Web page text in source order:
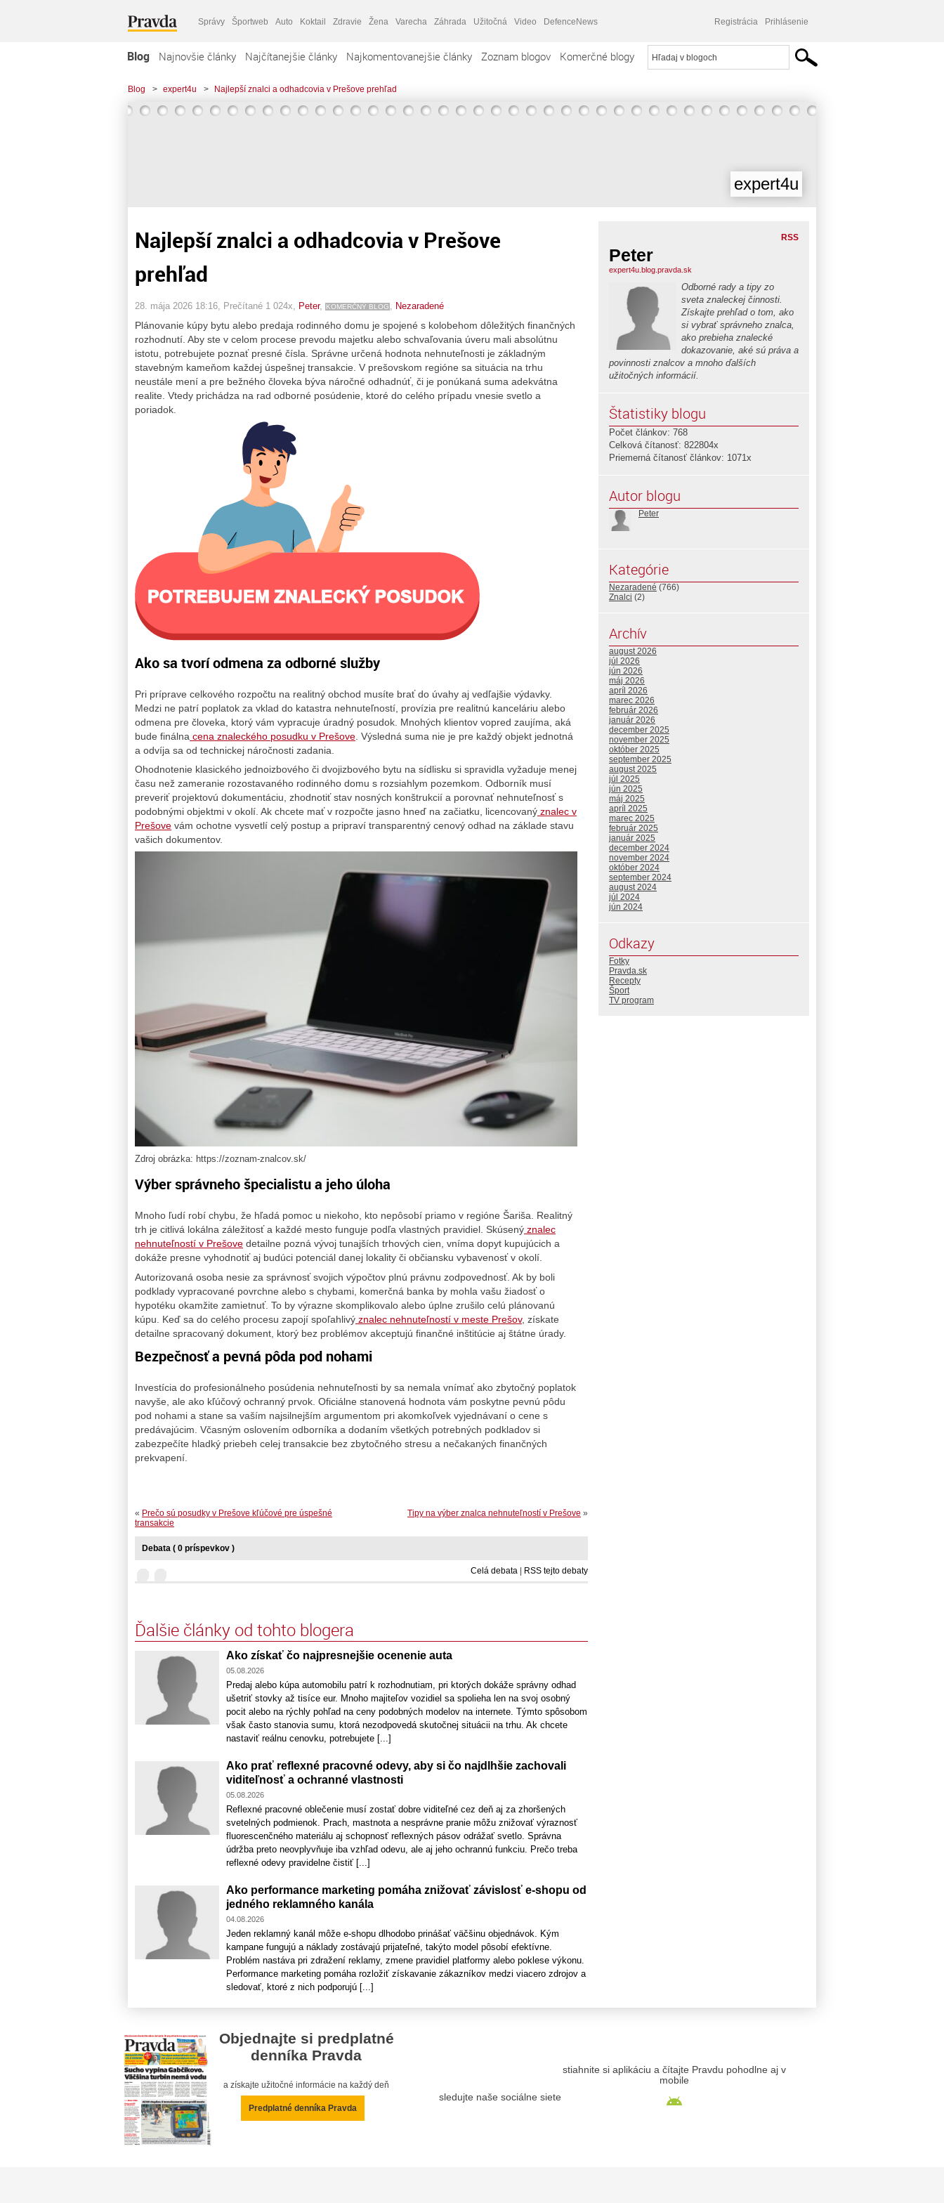
Správy Športweb Auto Koktail Zdravie Žena Varecha Záhrada Užitočná Video DefenceNews Registrácia Prihlásenie
Blog Najnovšie články Najčítanejšie články Najkomentovanejšie články Zoznam blogov Komerčné blogy
Blog > expert4u > Najlepší znalci a odhadcovia v Prešove prehľad
expert4u
Najlepší znalci a odhadcovia v Prešove
prehľad
28. mája 2026 18:16 , Prečítané 1 024x, Peter, KOMERČNÝ BLOG Nezaradené
Plánovanie kúpy bytu alebo predaja rodinného domu je spojené s kolobehom dôležitých finančných
rozhodnutí. Aby ste v celom procese prevodu majetku alebo schvaľovania úveru mali absolútnu
istotu, potrebujete poznať presné čísla. Správne určená hodnota nehnuteľnosti je základným
stavebným kameňom každej úspešnej transakcie. V prešovskom regióne sa situácia na trhu
neustále mení a pre bežného človeka býva náročné odhadnúť, či je ponúkaná suma adekvátna
realite. Vtedy prichádza na rad odborné posúdenie, ktoré do celého prípadu vnesie svetlo a
poriadok.
Ako sa tvorí odmena za odborné služby
Pri príprave celkového rozpočtu na realitný obchod musíte brať do úvahy aj vedľajšie výdavky.
Medzi ne patrí poplatok za vklad do katastra nehnuteľností, provízia pre realitnú kanceláriu alebo
odmena pre človeka, ktorý vám vypracuje úradný posudok. Mnohých klientov vopred zaujíma, aká
bude finálna cena znaleckého posudku v Prešove . Výsledná suma nie je pre každý objekt jednotná
a odvíja sa od technickej náročnosti zadania.
Ohodnotenie klasického jednoizbového či dvojizbového bytu na sídlisku si spravidla vyžaduje menej
času než zameranie rozostavaného rodinného domu s rozsiahlym pozemkom. Odborník musí
preveriť projektovú dokumentáciu, zhodnotiť stav nosných konštrukcií a porovnať nehnuteľnosť s
podobnými objektmi v okolí. Ak chcete mať v rozpočte jasno hneď na začiatku, licencovaný znalec v
Prešove vám ochotne vysvetlí celý postup a pripraví transparentný cenový odhad na základe stavu
vašich dokumentov.
Zdroj obrázka: https://zoznam-znalcov.sk/
Výber správneho špecialistu a jeho úloha
Mnoho ľudí robí chybu, že hľadá pomoc u niekoho, kto nepôsobí priamo v regióne Šariša. Realitný
trh je citlivá lokálna záležitosť a každé mesto funguje podľa vlastných pravidiel. Skúsený znalec
nehnuteľností v Prešove detailne pozná vývoj tunajších trhových cien, vníma dopyt kupujúcich a
dokáže presne vyhodnotiť aj budúci potenciál danej lokality či občiansku vybavenosť v okolí.
Autorizovaná osoba nesie za správnosť svojich výpočtov plnú právnu zodpovednosť. Ak by boli
podklady vypracované povrchne alebo s chybami, komerčná banka by mohla vašu žiadosť o
hypotéku okamžite zamietnuť. To by výrazne skomplikovalo alebo úplne zrušilo celú plánovanú
kúpu. Keď sa do celého procesu zapojí spoľahlivý znalec nehnuteľností v meste Prešov, získate
detailne spracovaný dokument, ktorý bez problémov akceptujú finančné inštitúcie aj štátne úrady.
Bezpečnosť a pevná pôda pod nohami
Investícia do profesionálneho posúdenia nehnuteľnosti by sa nemala vnímať ako zbytočný poplatok
navyše, ale ako kľúčový ochranný prvok. Oficiálne stanovená hodnota vám poskytne pevnú pôdu
pod nohami a stane sa vaším najsilnejším argumentom pri akomkoľvek vyjednávaní o cene s
predávajúcim. Včasným oslovením odborníka a dodaním všetkých potrebných podkladov si
zabezpečíte hladký priebeh celej transakcie bez zbytočného stresu a nečakaných finančných
prekvapení.
Tipy na výber znalca nehnuteľností v Prešove »
« Prečo sú posudky v Prešove kľúčové pre úspešné
transakcie
Debata ( 0 príspevkov )
Celá debata RSS tejto debaty
Ďalšie články od tohto blogera
Ako získať čo najpresnejšie ocenenie auta
05.08.2026
Predaj alebo kúpa automobilu patrí k rozhodnutiam, pri ktorých dokáže správny odhad
ušetriť stovky až tisíce eur. Mnoho majiteľov vozidiel sa spolieha len na svoj osobný
pocit alebo na rýchly pohľad na ceny podobných modelov na internete. Týmto spôsobom
však často stanovia sumu, ktorá nezodpovedá skutočnej situácii na trhu. Ak chcete
nastaviť reálnu cenovku, potrebujete [...]
Ako prať reflexné pracovné odevy, aby si čo najdlhšie zachovali
viditeľnosť a ochranné vlastnosti
05.08.2026
Reflexné pracovné oblečenie musí zostať dobre viditeľné cez deň aj za zhoršených
svetelných podmienok. Prach, mastnota a nesprávne pranie môžu znižovať výraznosť
fluorescenčného materiálu aj schopnosť reflexných pásov odrážať svetlo. Správna
údržba preto neovplyvňuje iba vzhľad odevu, ale aj jeho ochrannú funkciu. Prečo treba
reflexné odevy pravidelne čistiť [...]
Ako performance marketing pomáha znižovať závislosť e-shopu od
jedného reklamného kanála
04.08.2026
Jeden reklamný kanál môže e-shopu dlhodobo prinášať väčšinu objednávok. Kým
kampane fungujú a náklady zostávajú prijateľné, takýto model pôsobí efektívne.
Problém nastáva pri zdražení reklamy, zmene pravidiel platformy alebo poklese výkonu.
Performance marketing pomáha rozložiť získavanie zákazníkov medzi viacero zdrojov a
sledovať, ktoré z nich podporujú [...]
RSS
Peter
expert4u.blog.pravda.sk
Odborné rady a tipy zo
sveta znaleckej činnosti.
Získajte prehľad o tom, ako
si vybrať správneho znalca,
ako prebieha znalecké
dokazovanie, aké sú práva a
povinnosti znalcov a mnoho ďalších
užitočných informácií.
Štatistiky blogu
Počet článkov: 768
Celková čítanosť: 822804x
Priemerná čítanosť článkov: 1071x
Autor blogu
Peter
Kategórie
Nezaradené (766)
Znalci (2)
Archív
august 2026
júl 2026
jún 2026
máj 2026
apríl 2026
marec 2026
február 2026
január 2026
december 2025
november 2025
október 2025
september 2025
august 2025
júl 2025
jún 2025
máj 2025
apríl 2025
marec 2025
február 2025
január 2025
december 2024
november 2024
október 2024
september 2024
august 2024
júl 2024
jún 2024
Odkazy
Fotky
Pravda.sk
Recepty
Šport
TV program
Objednajte si predplatné
denníka Pravda
a získajte užitočné informácie na každý deň
Predplatné denníka Pravda
sledujte naše sociálne siete
stiahnite si aplikáciu a čítajte Pravdu pohodlne aj v
mobile